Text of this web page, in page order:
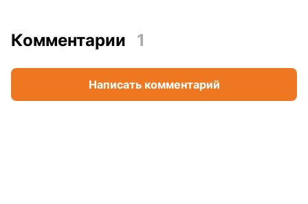
Комментарии 1
Написать комментарий